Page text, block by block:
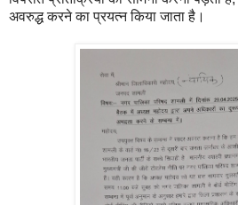
अवरुद्ध करने का प्रयत्न किया जाता है।